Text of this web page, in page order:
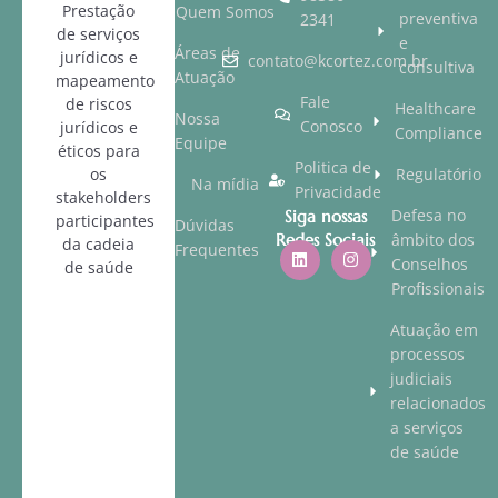
Prestação
de serviços
jurídicos e
mapeamento
de riscos
jurídicos e
éticos para
os
stakeholders
participantes
da cadeia
de saúde
Quem Somos
Áreas de
Atuação
Nossa
Equipe
Na mídia
Dúvidas
Frequentes
2341
contato@kcortez.com.br
Fale
Conosco
Politica de
Privacidade
Siga nossas
Redes Sociais
preventiva
e
consultiva
Healthcare
Compliance
Regulatório
Defesa no
âmbito dos
Conselhos
Profissionais
Atuação em
processos
judiciais
relacionados
a serviços
de saúde